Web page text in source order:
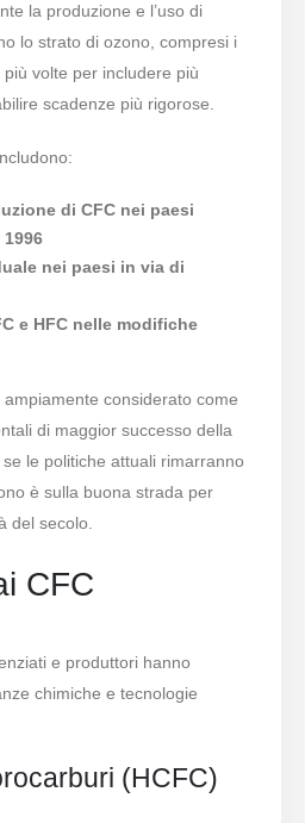
la produzione e l’uso di
lo strato di ozono, compresi i
volte per includere più
scadenze più rigorose.
di CFC nei paesi
nei paesi in via di
e HFC nelle modifiche
ampiamente considerato come
di maggior successo della
se le politiche attuali rimarranno
è sulla buona strada per
del secolo.
CFC
e produttori hanno
chimiche e tecnologie
(HCFC)